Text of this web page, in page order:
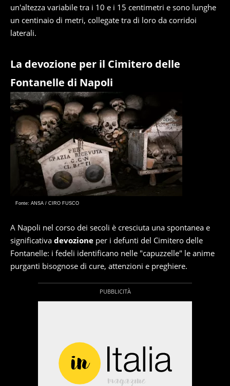
un'altezza variabile tra i 10 e i 15 centimetri e sono lunghe
un centinaio di metri, collegate tra di loro da corridoi
laterali.
La devozione per il Cimitero delle
Fontanelle di Napoli
Fonte: ANSA / CIRO FUSCO
A Napoli nel corso dei secoli è cresciuta una spontanea e
significativa devozione per i defunti del Cimitero delle
Fontanelle: i fedeli identificano nelle "capuzzelle" le anime
purganti bisognose di cure, attenzioni e preghiere.